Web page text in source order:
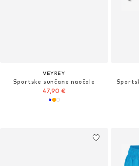
VEYREY
Sportske sunčane naočale
47,90 €